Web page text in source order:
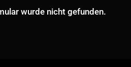
wurde nicht gefunden.